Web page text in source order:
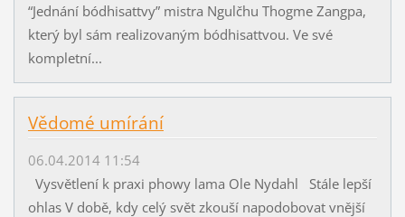
“Jednání bódhisattvy” mistra Ngulčhu Thogme Zangpa,
který byl sám realizovaným bódhisattvou. Ve své
kompletní...
Vědomé umírání
06.04.2014 11:54
Vysvětlení k praxi phowy lama Ole Nydahl Stále lepší
ohlas V době, kdy celý svět zkouší napodobovat vnější